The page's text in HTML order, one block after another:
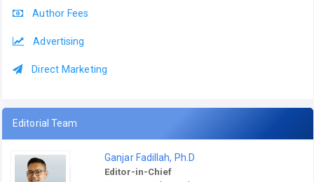
Author Fees
Advertising
Direct Marketing
Editorial Team
Ganjar Fadillah, Ph.D
Editor-in-Chief